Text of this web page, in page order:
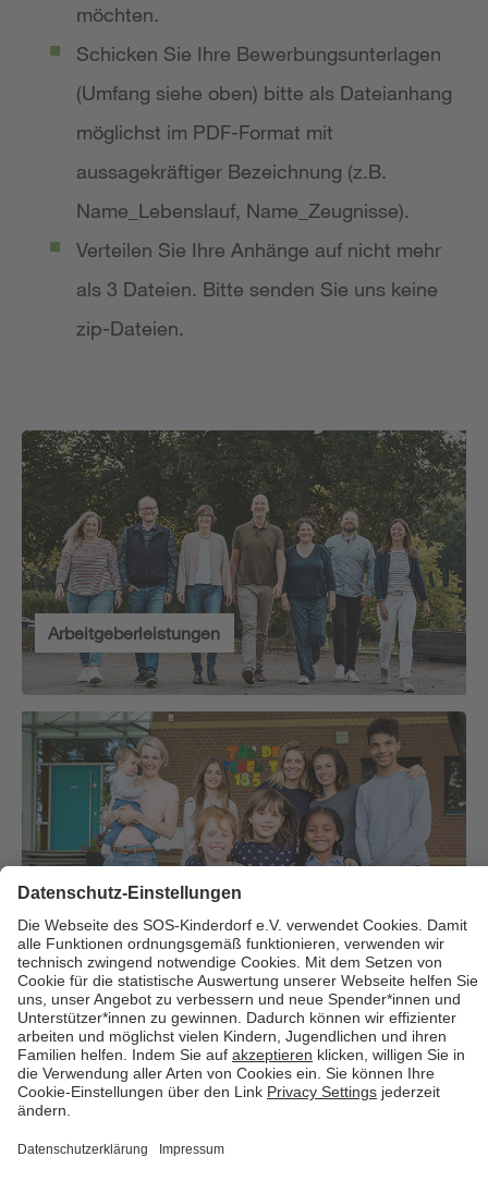
möchten.
Schicken Sie Ihre Bewerbungsunterlagen
(Umfang siehe oben) bitte als Dateianhang
möglichst im PDF-Format mit
aussagekräftiger Bezeichnung (z.B.
Name_Lebenslauf, Name_Zeugnisse).
Verteilen Sie Ihre Anhänge auf nicht mehr
als 3 Dateien. Bitte senden Sie uns keine
zip-Dateien.
Arbeitgeberleistungen